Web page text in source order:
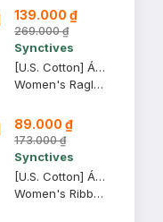
139.000 ₫
269.000 ₫
Synctives
[U.S. Cotton] Áo Croptop Nữ Synctives Tay Raglan, Hồng Đào, L - CWTS0012
Women's Raglan Cropped T-shirt
89.000 ₫
173.000 ₫
Synctives
[U.S. Cotton] Áo Thun Nữ Cổ Thuyền Synctives Slim Fit, Be Sữa, M - CWTS0013
Women's Ribbed U-neck Low Back T-shirt